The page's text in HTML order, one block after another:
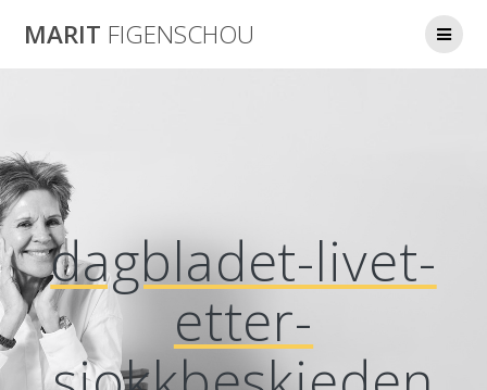
to
MARIT FIGENSCHOU
dagbladet-livet-
etter-